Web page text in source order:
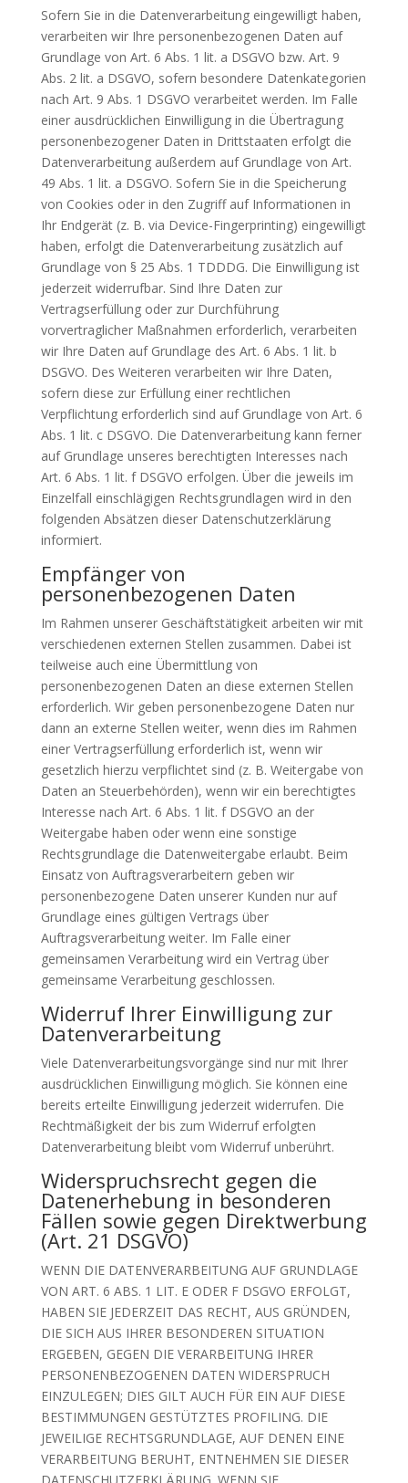
Sofern Sie in die Datenverarbeitung eingewilligt haben,
verarbeiten wir Ihre personenbezogenen Daten auf
Grundlage von Art. 6 Abs. 1 lit. a DSGVO bzw. Art. 9
Abs. 2 lit. a DSGVO, sofern besondere Datenkategorien
nach Art. 9 Abs. 1 DSGVO verarbeitet werden. Im Falle
einer ausdrücklichen Einwilligung in die Übertragung
personenbezogener Daten in Drittstaaten erfolgt die
Datenverarbeitung außerdem auf Grundlage von Art.
49 Abs. 1 lit. a DSGVO. Sofern Sie in die Speicherung
von Cookies oder in den Zugriff auf Informationen in
Ihr Endgerät (z. B. via Device-Fingerprinting) eingewilligt
haben, erfolgt die Datenverarbeitung zusätzlich auf
Grundlage von § 25 Abs. 1 TDDDG. Die Einwilligung ist
jederzeit widerrufbar. Sind Ihre Daten zur
Vertragserfüllung oder zur Durchführung
vorvertraglicher Maßnahmen erforderlich, verarbeiten
wir Ihre Daten auf Grundlage des Art. 6 Abs. 1 lit. b
DSGVO. Des Weiteren verarbeiten wir Ihre Daten,
sofern diese zur Erfüllung einer rechtlichen
Verpflichtung erforderlich sind auf Grundlage von Art. 6
Abs. 1 lit. c DSGVO. Die Datenverarbeitung kann ferner
auf Grundlage unseres berechtigten Interesses nach
Art. 6 Abs. 1 lit. f DSGVO erfolgen. Über die jeweils im
Einzelfall einschlägigen Rechtsgrundlagen wird in den
folgenden Absätzen dieser Datenschutzerklärung
informiert.
Empfänger von
personenbezogenen Daten
Im Rahmen unserer Geschäftstätigkeit arbeiten wir mit
verschiedenen externen Stellen zusammen. Dabei ist
teilweise auch eine Übermittlung von
personenbezogenen Daten an diese externen Stellen
erforderlich. Wir geben personenbezogene Daten nur
dann an externe Stellen weiter, wenn dies im Rahmen
einer Vertragserfüllung erforderlich ist, wenn wir
gesetzlich hierzu verpflichtet sind (z. B. Weitergabe von
Daten an Steuerbehörden), wenn wir ein berechtigtes
Interesse nach Art. 6 Abs. 1 lit. f DSGVO an der
Weitergabe haben oder wenn eine sonstige
Rechtsgrundlage die Datenweitergabe erlaubt. Beim
Einsatz von Auftragsverarbeitern geben wir
personenbezogene Daten unserer Kunden nur auf
Grundlage eines gültigen Vertrags über
Auftragsverarbeitung weiter. Im Falle einer
gemeinsamen Verarbeitung wird ein Vertrag über
gemeinsame Verarbeitung geschlossen.
Widerruf Ihrer Einwilligung zur
Datenverarbeitung
Viele Datenverarbeitungsvorgänge sind nur mit Ihrer
ausdrücklichen Einwilligung möglich. Sie können eine
bereits erteilte Einwilligung jederzeit widerrufen. Die
Rechtmäßigkeit der bis zum Widerruf erfolgten
Datenverarbeitung bleibt vom Widerruf unberührt.
Widerspruchsrecht gegen die
Datenerhebung in besonderen
Fällen sowie gegen Direktwerbung
(Art. 21 DSGVO)
WENN DIE DATENVERARBEITUNG AUF GRUNDLAGE
VON ART. 6 ABS. 1 LIT. E ODER F DSGVO ERFOLGT,
HABEN SIE JEDERZEIT DAS RECHT, AUS GRÜNDEN,
DIE SICH AUS IHRER BESONDEREN SITUATION
ERGEBEN, GEGEN DIE VERARBEITUNG IHRER
PERSONENBEZOGENEN DATEN WIDERSPRUCH
EINZULEGEN; DIES GILT AUCH FÜR EIN AUF DIESE
BESTIMMUNGEN GESTÜTZTES PROFILING. DIE
JEWEILIGE RECHTSGRUNDLAGE, AUF DENEN EINE
VERARBEITUNG BERUHT, ENTNEHMEN SIE DIESER